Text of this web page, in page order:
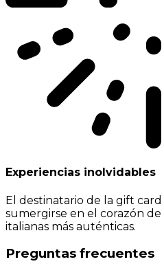
Experiencias inolvidables
El destinatario de la gift
sumergirse en el corazón
italianas más auténticas.
Preguntas frecuentes